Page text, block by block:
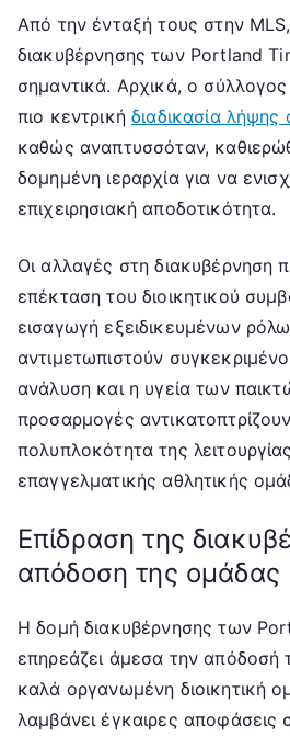
Από την ένταξή τους στην
διακυβέρνησης των Portland
σημαντικά. Αρχικά, ο
πιο κεντρικήδιαδικασία
καθώς αναπτυσσόταν,
δομημένη ιεραρχία για να
επιχειρησιακή αποδοτικότητα.
Οι αλλαγές στη διακυβέρνηση
επέκταση του διοικητικού
εισαγωγή εξειδικευμένων
αντιμετωπιστούν
ανάλυση και η υγεία των
προσαρμογές
πολυπλοκότητα της
επαγγελματικής αθλητικής
Επίδραση της
απόδοση της ομάδας
Η δομή διακυβέρνησης των
επηρεάζει άμεσα την απόδοσή
καλά οργανωμένη διοικητική
λαμβάνει έγκαιρες αποφάσεις